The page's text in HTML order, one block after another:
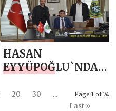
HASAN
EYYÜPOĞLU`NDAN
MESAJI
Page 1 of 74
20 30
...
Last »